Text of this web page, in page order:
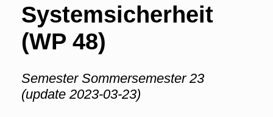
Systemsicherheit
(WP 48)
Semester Sommersemester 23
(update 2023-03-23)